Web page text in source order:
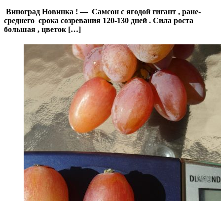
Виноград Новинка ! — Самсон с ягодой гигант , ране-
среднего срока созревания 120-130 дней . Сила роста
большая , цветок […]